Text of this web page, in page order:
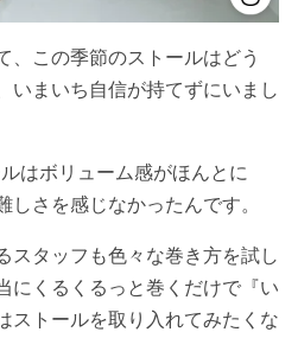
、この季節のストールはどう
いまいち自信が持てずにいまし
はボリューム感がほんとに
さを感じなかったんです。
スタッフも色々な巻き方を試し
にくるくるっと巻くだけで『い
ストールを取り入れてみたくな